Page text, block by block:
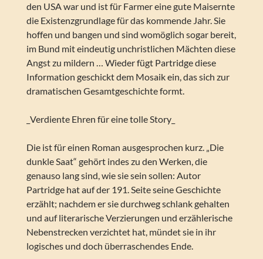
den USA war und ist für Farmer eine gute Maisernte
die Existenzgrundlage für das kommende Jahr. Sie
hoffen und bangen und sind womöglich sogar bereit,
im Bund mit eindeutig unchristlichen Mächten diese
Angst zu mildern … Wieder fügt Partridge diese
Information geschickt dem Mosaik ein, das sich zur
dramatischen Gesamtgeschichte formt.
_Verdiente Ehren für eine tolle Story_
Die ist für einen Roman ausgesprochen kurz. „Die
dunkle Saat“ gehört indes zu den Werken, die
genauso lang sind, wie sie sein sollen: Autor
Partridge hat auf der 191. Seite seine Geschichte
erzählt; nachdem er sie durchweg schlank gehalten
und auf literarische Verzierungen und erzählerische
Nebenstrecken verzichtet hat, mündet sie in ihr
logisches und doch überraschendes Ende.